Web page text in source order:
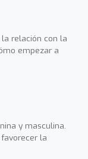
relación con la
empezar a
y masculina.
la